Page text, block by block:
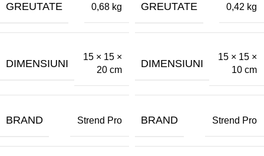
GREUTATE 0,68 kg
DIMENSIUNI
15 × 15 ×
20 cm
BRAND Strend Pro
GREUTATE 0,42 kg
DIMENSIUNI
15 × 15 ×
10 cm
BRAND Strend Pro